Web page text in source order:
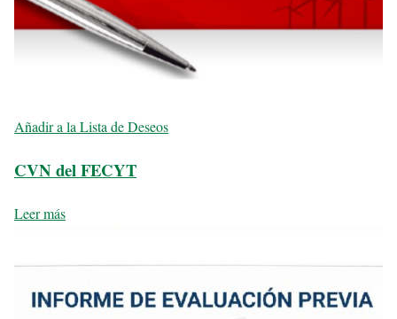
Añadir a la Lista de Deseos
CVN del FECYT
Leer más